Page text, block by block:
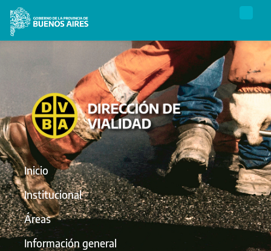
Inicio
Institucional
Áreas
Información general